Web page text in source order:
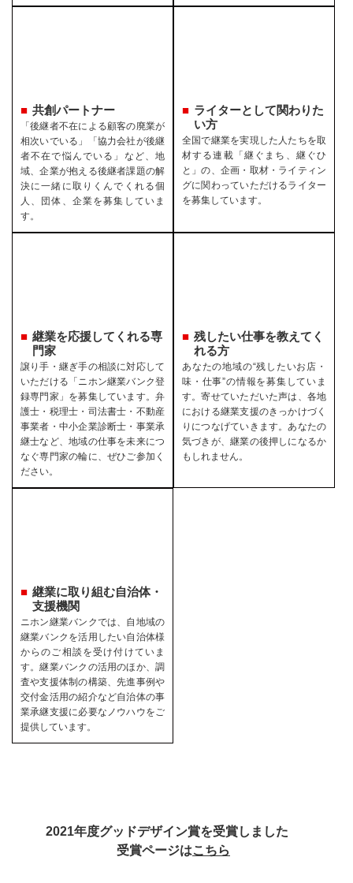
共創パートナー
「後継者不在による顧客の廃業が
相次いでいる」「協力会社が後継
者不在で悩んでいる」など、地
域、企業が抱える後継者課題の解
決に一緒に取りくんでくれる個
人、団体、企業を募集していま
す。
ライターとして関わりた
い方
全国で継業を実現した人たちを取
材する連載「継ぐまち、継ぐひ
と」の、企画・取材・ライティン
グに関わっていただけるライター
を募集しています。
継業を応援してくれる専
門家
譲り手・継ぎ手の相談に対応して
いただける「ニホン継業バンク登
録専門家」を募集しています。弁
護士・税理士・司法書士・不動産
事業者・中小企業診断士・事業承
継士など、地域の仕事を未来につ
なぐ専門家の輪に、ぜひご参加く
ださい。
残したい仕事を教えてく
れる方
あなたの地域の“残したいお店・
味・仕事”の情報を募集していま
す。寄せていただいた声は、各地
における継業支援のきっかけづく
りにつなげていきます。あなたの
気づきが、継業の後押しになるか
もしれません。
継業に取り組む自治体・
支援機関
ニホン継業バンクでは、自地域の
継業バンクを活用したい自治体様
からのご相談を受け付けていま
す。継業バンクの活用のほか、調
査や支援体制の構築、先進事例や
交付金活用の紹介など自治体の事
業承継支援に必要なノウハウをご
提供しています。
2021年度グッドデザイン賞を受賞しました
受賞ページはこちら